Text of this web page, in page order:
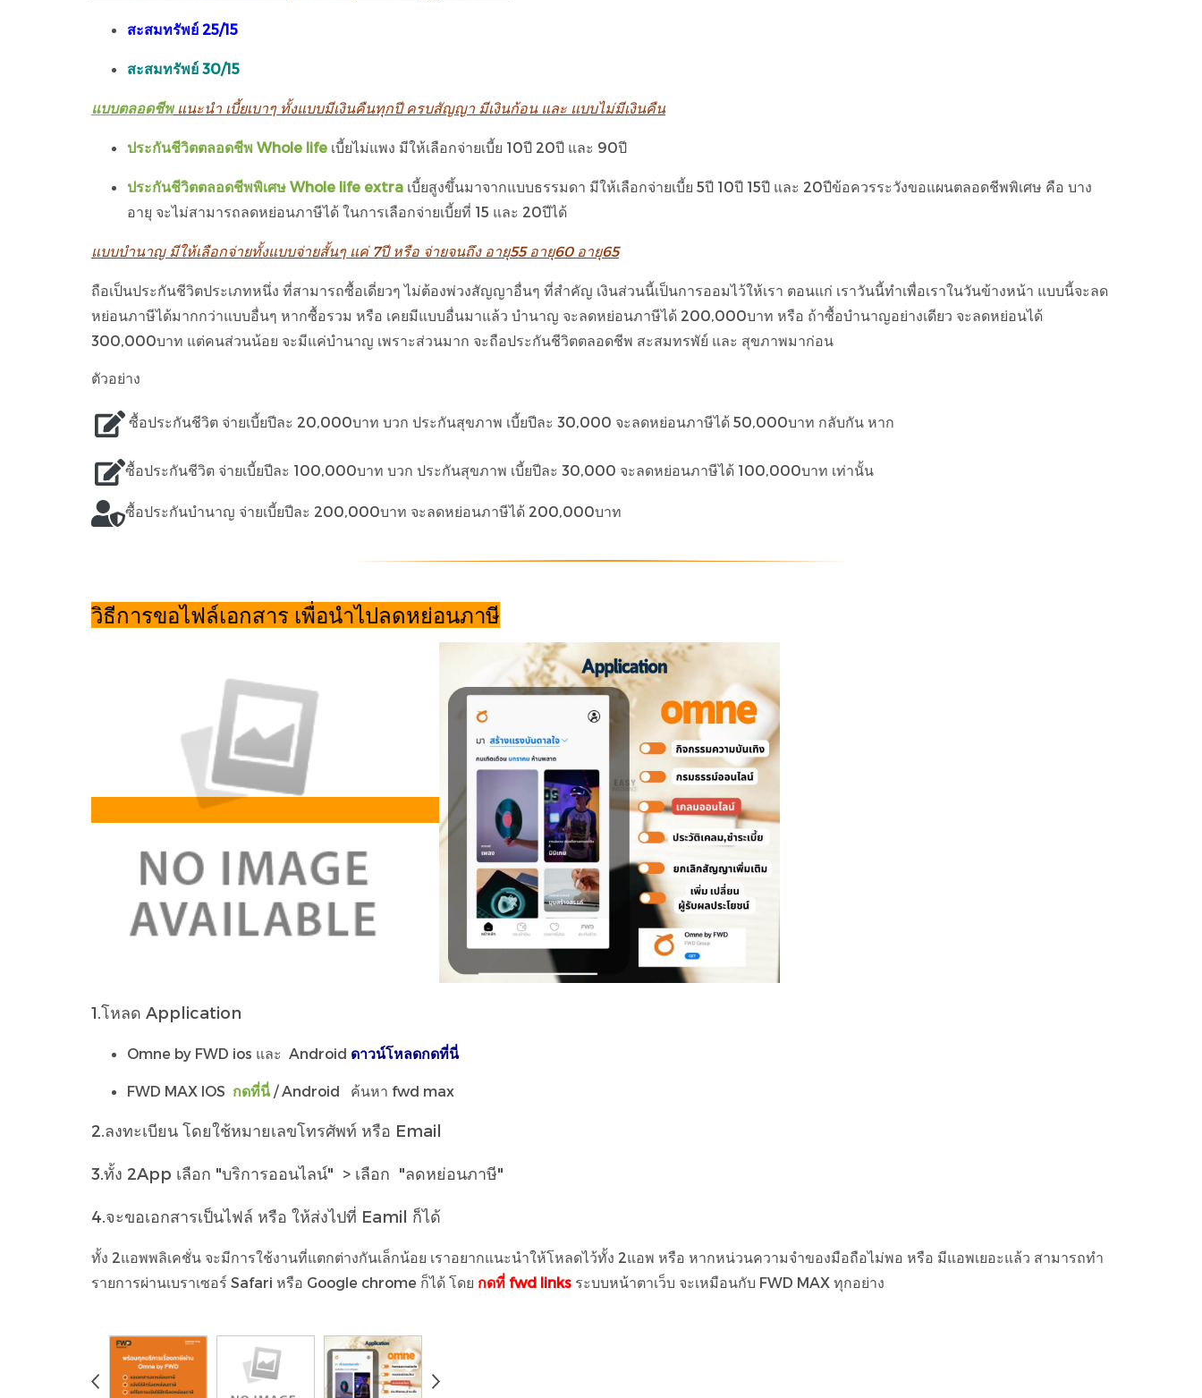
สะสมทรัพย์ 25/15
สะสมทรัพย์ 30/15
แบบตลอดชีพแนะนำ เบี้ยเบาๆ ทั้งแบบมีเงินคืนทุกปี ครบสัญญา มีเงินก้อน และ แบบไม่มีเงินคืน
ประกันชีวิตตลอดชีพ Whole life เบี้ยไม่แพง มีให้เลือกจ่ายเบี้ย 10ปี 20ปี และ 90ปี
ประกันชีวิตตลอดชีพพิเศษ Whole life extra เบี้ยสูงขึ้นมาจากแบบธรรมดา มีให้เลือกจ่ายเบี้ย 5ปี 10ปี 15ปี และ 20ปีข้อควรระวังขอแผนตลอดชีพพิเศษ คือ บาง
อายุ จะไม่สามารถลดหย่อนภาษีได้ ในการเลือกจ่ายเบี้ยที่ 15 และ 20ปีได้
แบบบำนาญ มีให้เลือกจ่ายทั้งแบบจ่ายสั้นๆ แค่ 7ปี หรือ จ่ายจนถึง อายุ55 อายุ60 อายุ65
ถือเป็นประกันชีวิตประเภทหนึ่ง ที่สามารถซื้อเดี่ยวๆ ไม่ต้องพ่วงสัญญาอื่นๆ ที่สำคัญ เงินส่วนนี้เป็นการออมไว้ให้เรา ตอนแก่ เราวันนี้ทำเพื่อเราในวันข้างหน้า แบบนี้จะลด
หย่อนภาษีได้มากกว่าแบบอื่นๆ หากซื้อรวม หรือ เคยมีแบบอื่นมาแล้ว บำนาญ จะลดหย่อนภาษีได้ 200,000บาท หรือ ถ้าซื้อบำนาญอย่างเดียว จะลดหย่อนได้
300,000บาท แต่คนส่วนน้อย จะมีแค่บำนาญ เพราะส่วนมาก จะถือประกันชีวิตตลอดชีพ สะสมทรพัย์ และ สุขภาพมาก่อน
ตัวอย่าง
ซื้อประกันชีวิต จ่ายเบี้ยปีละ 20,000บาท บวก ประกันสุขภาพ เบี้ยปีละ 30,000 จะลดหย่อนภาษีได้ 50,000บาท กลับกัน หาก
ซื้อประกันชีวิต จ่ายเบี้ยปีละ 100,000บาท บวก ประกันสุขภาพ เบี้ยปีละ 30,000 จะลดหย่อนภาษีได้ 100,000บาท เท่านั้น
ซื้อประกันบำนาญ จ่ายเบี้ยปีละ 200,000บาท จะลดหย่อนภาษีได้ 200,000บาท
วิธีการขอไฟล์เอกสาร เพื่อนำไปลดหย่อนภาษี
1.โหลด Application
Omne by FWD ios และ Android ดาวน์โหลดกดที่นี่
FWD MAX IOS กดที่นี่/Android ค้นหา fwd max
2.ลงทะเบียน โดยใช้หมายเลขโทรศัพท์ หรือ Email
3.ทั้ง 2App เลือก "บริการออนไลน์" > เลือก "ลดหย่อนภาษี"
4.จะขอเอกสารเป็นไฟล์ หรือ ให้ส่งไปที่ Eamil ก็ได้
ทั้ง 2แอพพลิเคชั่น จะมีการใช้งานที่แตกต่างกันเล็กน้อย เราอยากแนะนำให้โหลดไว้ทั้ง 2แอพ หรือ หากหน่วนความจำของมือถือไม่พอ หรือ มีแอพเยอะแล้ว สามารถทำ
รายการผ่านเบราเซอร์ Safari หรือ Google chrome ก็ได้ โดย กดที่ fwd links ระบบหน้าตาเว็บ จะเหมือนกับ FWD MAX ทุกอย่าง